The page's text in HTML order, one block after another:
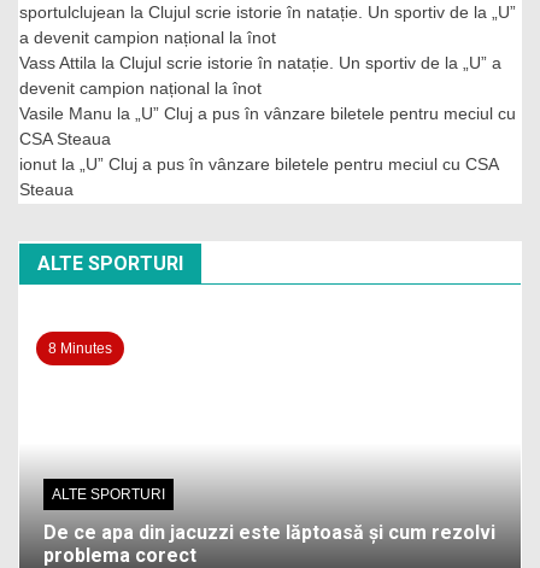
sportulclujean la Clujul scrie istorie în natație. Un sportiv de la „U”
a devenit campion național la înot
Vass Attila la Clujul scrie istorie în natație. Un sportiv de la „U” a
devenit campion național la înot
Vasile Manu la
„U” Cluj a pus în vânzare biletele pentru meciul cu
CSA Steaua
ionut la
„U” Cluj a pus în vânzare biletele pentru meciul cu CSA
Steaua
ALTE SPORTURI
8 Minutes
ALTE SPORTURI
De ce apa din jacuzzi este lăptoasă și cum rezolvi
problema corect